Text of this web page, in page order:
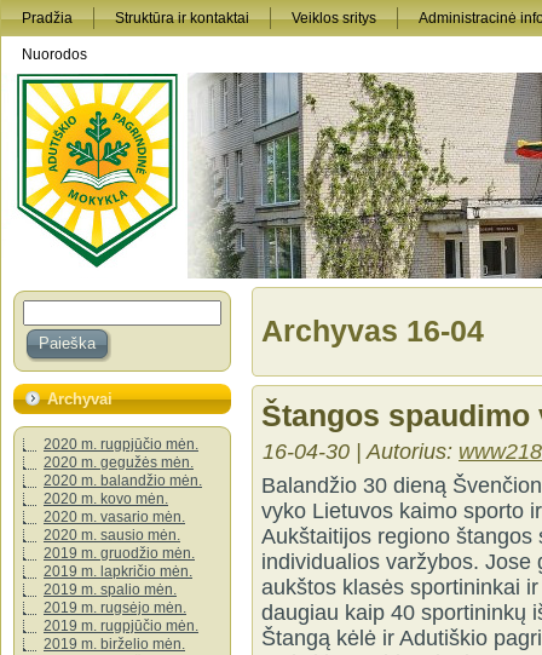
Pradžia Struktūra ir kontaktai Veiklos sritys Administracinė
Nuorodos
Archyvai
2020 m. rugpjūčio mėn.
2020 m. gegužės mėn.
2020 m. balandžio mėn.
2020 m. kovo mėn.
2020 m. vasario mėn.
2020 m. sausio mėn.
2019 m. gruodžio mėn.
2019 m. lapkričio mėn.
2019 m. spalio mėn.
2019 m. rugsėjo mėn.
2019 m. rugpjūčio mėn.
2019 m. birželio mėn.
Archyvas 16-04
Štangos spaudimo
16-04-30 | Autorius:
Balandžio 30 dieną
vyko Lietuvos kaimo sporto
Aukštaitijos regiono
individualios varžybos.
aukštos klasės sportininkai
daugiau kaip 40 sportininkų
Štangą kėlė ir Adutiškio